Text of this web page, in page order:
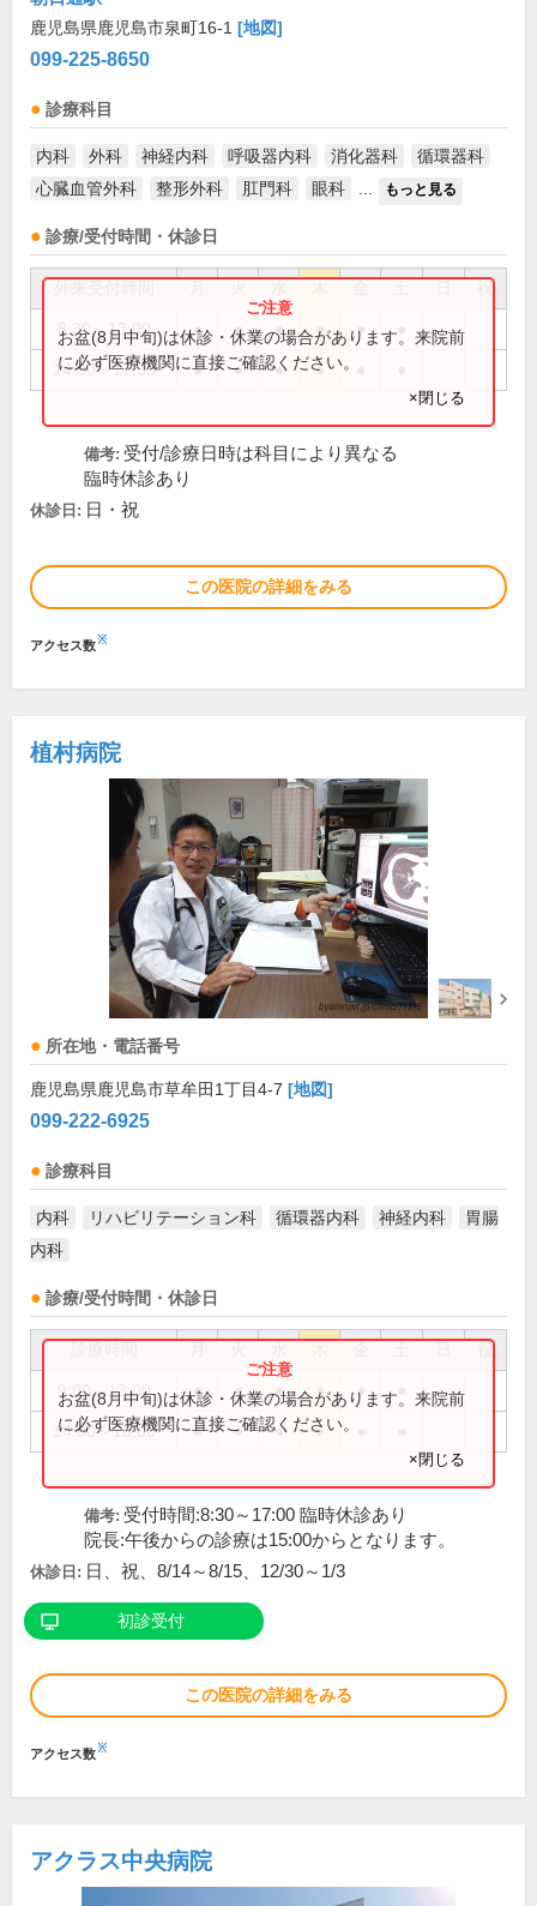
鹿児島県鹿児島市泉町16-1 [地図]
099-225-8650
診療科目
内科 外科 神経内科 呼吸器内科 消化器科
循環器科
心臓血管外科
整形外科 肛門科 眼科 もっと見る
診療/受付時間・休診日
祝
8:30～13:00 ● ● ● ● ●
14:00～17:30 ● ● ● ●
お盆(8月中旬)は休診・休業の場合があります。来院前
に必ず医療機関に直接ご確認ください。
×閉じる
備考: 受付/診療日時は科目により異なる
臨時休診あり
休診日: 日・祝
この医院の詳細をみる
アクセス数※
植村病院
所在地・電話番号
鹿児島県鹿児島市草牟田1丁目4-7 [地図]
099-222-6925
診療科目
内科 リハビリテーション科 循環器内科 神経内科
胃腸
内科
診療/受付時間・休診日
祝
9:00～13:00 ● ● ● ● ●
14:00～18:00 ● ● ● ●
お盆(8月中旬)は休診・休業の場合があります。来院前
に必ず医療機関に直接ご確認ください。
×閉じる
備考: 受付時間:8:30～17:00 臨時休診あり
院長:午後からの診療は15:00からとなります。
休診日: 日、祝、8/14～8/15、12/30～1/3
初診受付
この医院の詳細をみる
アクセス数※
アクラス中央病院